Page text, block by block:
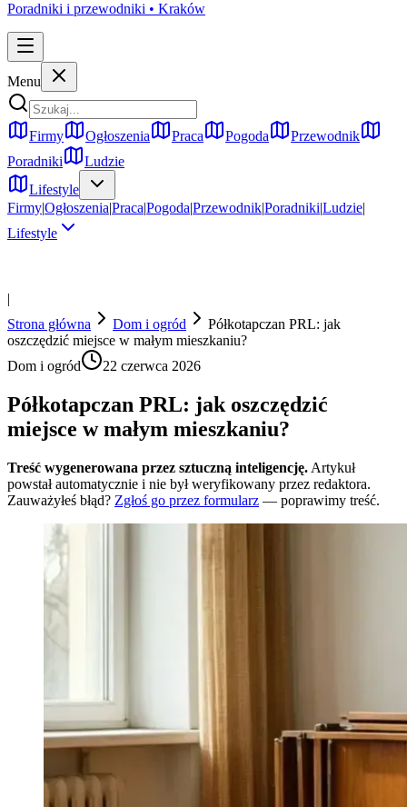
Poradniki i przewodniki • Kraków
Menu
Firmy Ogłoszenia Praca Pogoda
Przewodnik
Poradniki
Ludzie
Lifestyle
Firmy|Ogłoszenia|Praca|Pogoda|Przewodnik|Poradniki|Ludzie|
Lifestyle
|
Strona główna
Dom i ogród
Półkotapczan PRL: jak
oszczędzić miejsce w małym mieszkaniu?
Dom i ogród
22 czerwca 2026
Półkotapczan PRL: jak oszczędzić
miejsce w małym mieszkaniu?
Treść wygenerowana przez sztuczną inteligencję. Artykuł
powstał automatycznie i nie był weryfikowany przez redaktora.
Zauważyłeś błąd? Zgłoś go przez formularz — poprawimy treść.